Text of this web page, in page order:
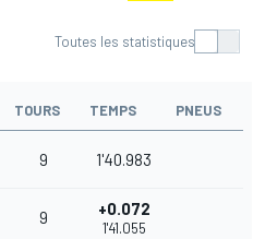
Toutes les statistiques
TOURS TEMPS PNEUS
9 1'40.983
9 +0.072
1'41.055